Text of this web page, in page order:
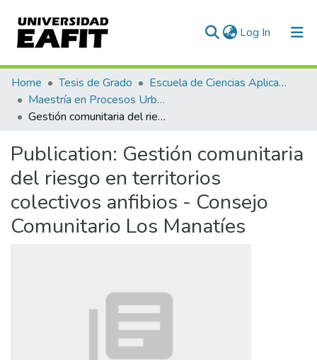
Log In (current)
Communities & Collections
All of DSpace
Home Tesis de Grado
Escuela de Ciencias Aplicadas e Ingeniería
Maestría en Procesos Urbanos y Ambientales (tesis)
Gestión comunitaria del riesgo en territorios colectivos anfibios - Consejo Comunitario Los Manatíes
Publication: Gestión comunitaria
del riesgo en territorios
colectivos anfibios - Consejo
Comunitario Los Manatíes